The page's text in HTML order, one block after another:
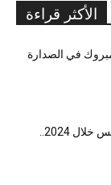
الأكثر قراءة
في الصدارة